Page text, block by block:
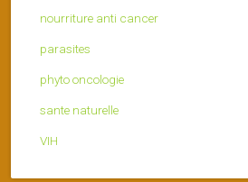
nourriture anti cancer
parasites
phyto oncologie
sante naturelle
VIH